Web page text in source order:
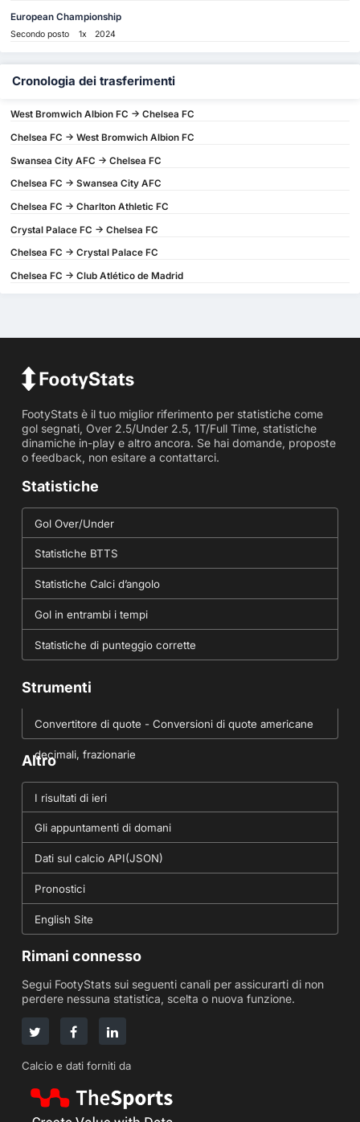
European Championship
Secondo posto 1x 2024
Cronologia dei trasferimenti
West Bromwich Albion FC -> Chelsea FC
Chelsea FC -> West Bromwich Albion FC
Swansea City AFC -> Chelsea FC
Chelsea FC -> Swansea City AFC
Chelsea FC -> Charlton Athletic FC
Crystal Palace FC -> Chelsea FC
Chelsea FC -> Crystal Palace FC
Chelsea FC -> Club Atlético de Madrid
FootyStats è il tuo miglior riferimento per statistiche come
gol segnati, Over 2.5/Under 2.5, 1T/Full Time, statistiche
dinamiche in-play e altro ancora. Se hai domande, proposte
o feedback, non esitare a contattarci.
Statistiche
Gol Over/Under
Statistiche BTTS
Statistiche Calci d’angolo
Gol in entrambi i tempi
Statistiche di punteggio corrette
Strumenti
Convertitore di quote - Conversioni di quote americane
decimali, frazionarie
Altro
I risultati di ieri
Gli appuntamenti di domani
Dati sul calcio API(JSON)
Pronostici
English Site
Rimani connesso
Segui FootyStats sui seguenti canali per assicurarti di non
perdere nessuna statistica, scelta o nuova funzione.
Calcio e dati forniti da